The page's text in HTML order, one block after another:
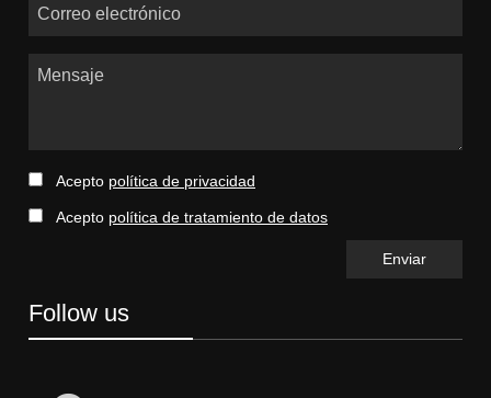
Correo electrónico
Mensaje
Acepto política de privacidad
Acepto política de tratamiento de datos
Follow us